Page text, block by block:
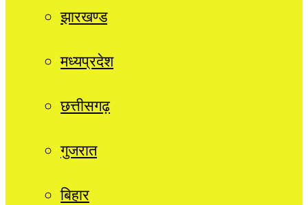
झारखण्ड
मध्यप्रदेश
छत्तीसगढ़
गुजरात
बिहार